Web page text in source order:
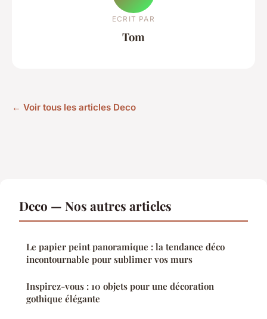
ECRIT PAR
Tom
← Voir tous les articles Deco
Deco — Nos autres articles
Le papier peint panoramique : la tendance déco
incontournable pour sublimer vos murs
Inspirez-vous : 10 objets pour une décoration
gothique élégante